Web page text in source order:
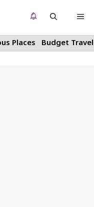
Places Budget Travel